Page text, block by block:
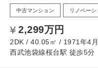
中古マンション リノベーシ
2,299万円
2DK / 40.05㎡ / 1971年4月
西武池袋線桜台駅 徒歩5分